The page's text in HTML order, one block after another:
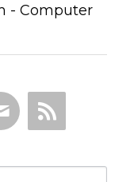
- Computer